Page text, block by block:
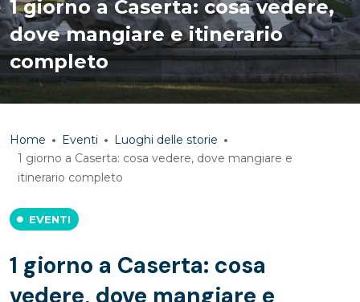
1 giorno a Caserta: cosa vedere,
dove mangiare e itinerario
completo
Home Eventi
Luoghi delle storie
1 giorno a Caserta: cosa vedere, dove mangiare e
itinerario completo
EVENTI
1 giorno a Caserta: cosa
vedere, dove mangiare e